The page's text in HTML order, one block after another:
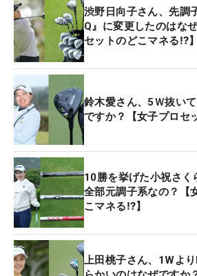
渋野日向子さん、先調
Q』に変更したのはな
セットのどこマネる⁉】
鈴木愛さん、5Ｗ抜い
ですか？【女子プロセ
10勝を挙げた小祝さく
全部元調子系なの？【
こマネる⁉】
上田桃子さん、1Wよ